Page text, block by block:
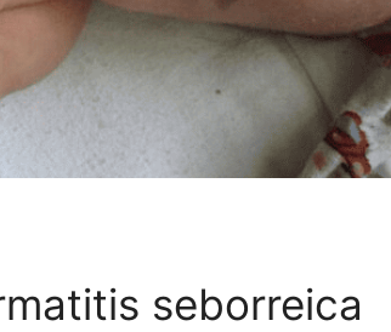
seborreica